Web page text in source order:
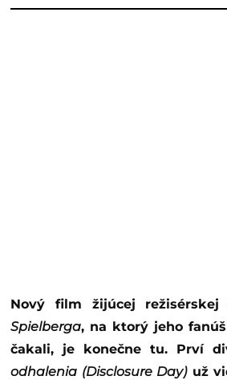
Nový film žijúcej
Spielberga, na ktorý jeho
čakali, je konečne tu. Prví
odhalenia (Disclosure Day)už